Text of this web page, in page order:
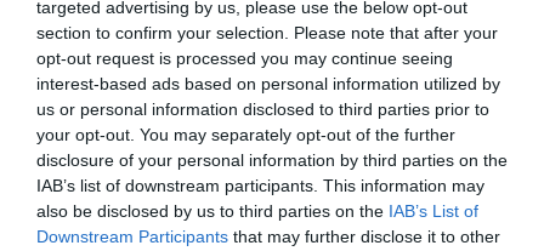
targeted advertising by us, please use the below opt-out
section to confirm your selection. Please note that after your
opt-out request is processed you may continue seeing
interest-based ads based on personal information utilized by
us or personal information disclosed to third parties prior to
your opt-out. You may separately opt-out of the further
disclosure of your personal information by third parties on the
IAB’s list of downstream participants. This information may
also be disclosed by us to third parties on the IAB’s List of
Downstream Participants that may further disclose it to other
HELLENiQ ENERGY: Καθαρά
κέρδη 393 εκατ. ευρώ στο
εξάμηνο – Ισχυρές επιδόσεις